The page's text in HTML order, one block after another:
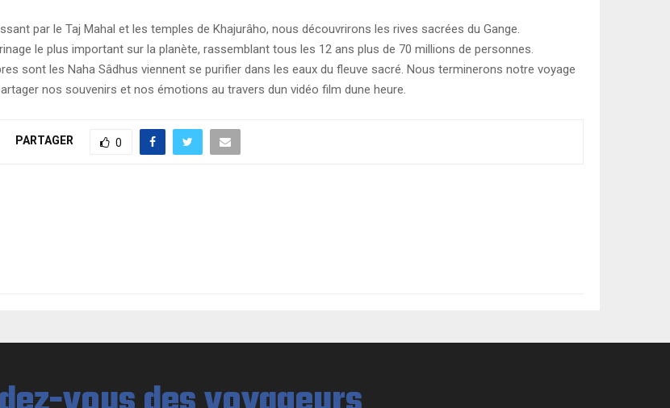
par le Taj Mahal et les temples de Khajurâho, nous découvrirons les rives sacrées du Gange.
le plus important sur la planète, rassemblant tous les 12 ans plus de 70 millions de personnes.
sont les Naha Sâdhus viennent se purifier dans les eaux du fleuve sacré. Nous terminerons notre voyage
nos souvenirs et nos émotions au travers dun vidéo film dune heure.
PARTAGER 0